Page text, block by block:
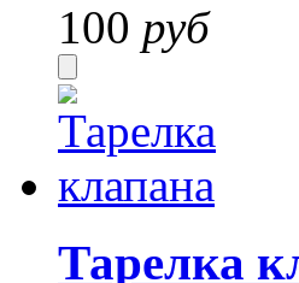
100 руб
Тарелка